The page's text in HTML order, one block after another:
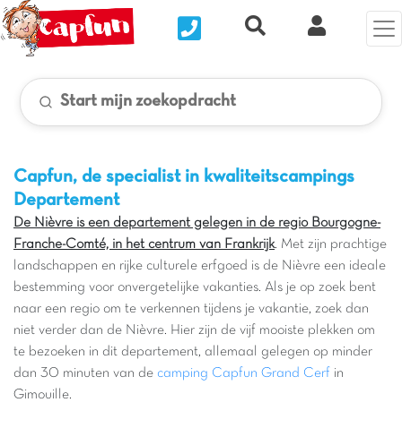
Nous contacterRecherche rapide
Mijn Clix
Start mijn zoekopdracht
Capfun, de specialist in kwaliteitscampings
Departement
De Nièvre is een departement gelegen in de regio Bourgogne-
Franche-Comté, in het centrum van Frankrijk. Met zijn prachtige
landschappen en rijke culturele erfgoed is de Nièvre een ideale
bestemming voor onvergetelijke vakanties. Als je op zoek bent
naar een regio om te verkennen tijdens je vakantie, zoek dan
niet verder dan de Nièvre. Hier zijn de vijf mooiste plekken om
te bezoeken in dit departement, allemaal gelegen op minder
dan 30 minuten van de camping Capfun Grand Cerf in
Gimouille.